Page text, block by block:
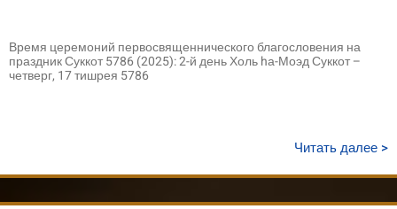
Время церемоний первосвященнического благословения на
праздник Суккот 5786 (2025): 2-й день Холь hа-Моэд Суккот –
четверг, 17 тишрея 5786
Читать далее >